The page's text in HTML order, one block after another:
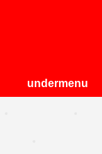
undermenu